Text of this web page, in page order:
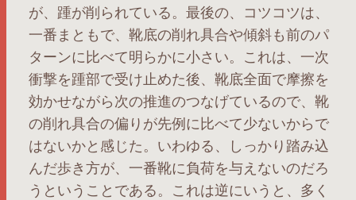
が、踵が削られている。最後の、コツコツは、
一番まともで、靴底の削れ具合や傾斜も前のパ
ターンに比べて明らかに小さい。これは、一次
衝撃を踵部で受け止めた後、靴底全面で摩擦を
効かせながら次の推進のつなげているので、靴
の削れ具合の偏りが先例に比べて少ないからで
はないかと感じた。いわゆる、しっかり踏み込
んだ歩き方が、一番靴に負荷を与えないのだろ
うということである。これは逆にいうと、多く